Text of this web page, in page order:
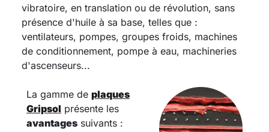
vibratoire, en translation ou de révolution, sans
présence d'huile à sa base, telles que :
ventilateurs, pompes, groupes froids, machines
de conditionnement, pompe à eau, machineries
d'ascenseurs...
La gamme de plaques
Gripsol présente les
avantages suivants :